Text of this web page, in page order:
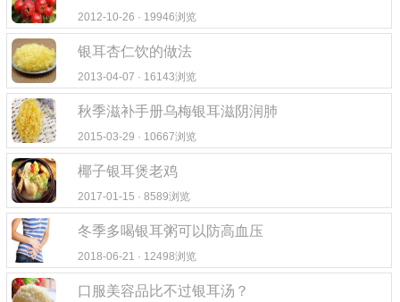
2012-10-26 · 19946浏览
银耳杏仁饮的做法
2013-04-07 · 16143浏览
秋季滋补手册乌梅银耳滋阴润肺
2015-03-29 · 10667浏览
椰子银耳煲老鸡
2017-01-15 · 8589浏览
冬季多喝银耳粥可以防高血压
2018-06-21 · 12498浏览
口服美容品比不过银耳汤？